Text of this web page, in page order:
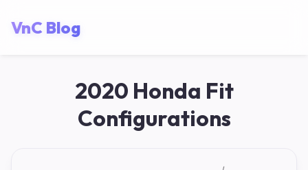
VnC Blog
2020 Honda Fit
Configurations